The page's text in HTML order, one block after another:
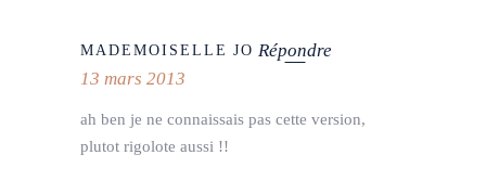
MADEMOISELLE JO Répondre
13 mars 2013
ah ben je ne connaissais pas cette version,
plutot rigolote aussi !!